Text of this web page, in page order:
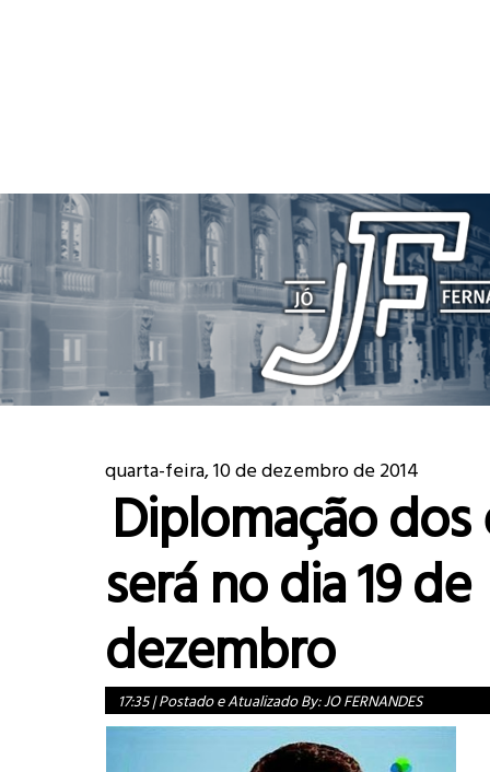
quarta-feira, 10 de dezembro de 2014
Diplomação
será no dia 19 de
dezembro
17:35|Postado e Atualizado By:JO FERNANDES